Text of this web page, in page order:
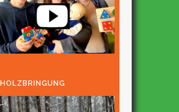
HOLZBRINGUNG